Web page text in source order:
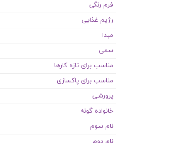
فرم رنگی
رژیم غذایی
مبدا
سمی
مناسب برای تازه کارها
مناسب برای پاکسازی
پرورشی
خانواده گونه
نام سوم